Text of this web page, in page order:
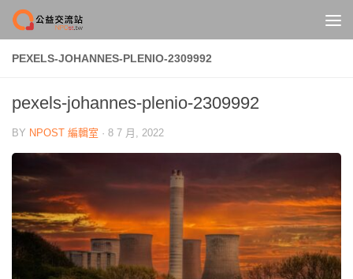
Skip to content
PEXELS-JOHANNES-PLENIO-2309992
pexels-johannes-plenio-2309992
BY NPOST 編輯室 · 8 7 月, 2022